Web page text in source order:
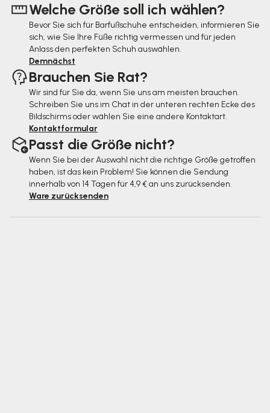
Welche Größe soll ich wählen?
Bevor Sie sich für Barfußschuhe entscheiden, informieren Sie
sich, wie Sie Ihre Füße richtig vermessen und für jeden
Anlass den perfekten Schuh auswählen.
Demnächst
Brauchen Sie Rat?
Wir sind für Sie da, wenn Sie uns am meisten brauchen.
Schreiben Sie uns im Chat in der unteren rechten Ecke des
Bildschirms oder wählen Sie eine andere Kontaktart.
Kontaktformular
Passt die Größe nicht?
Wenn Sie bei der Auswahl nicht die richtige Größe getroffen
haben, ist das kein Problem! Sie können die Sendung
innerhalb von 14 Tagen für 4,9 € an uns zurücksenden.
Ware zurücksenden